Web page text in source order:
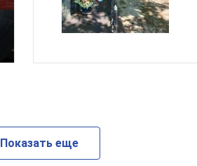
Показать еще